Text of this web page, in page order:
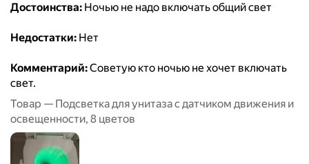
Достоинства: Ночью не надо включать общий свет
Недостатки: Нет
Комментарий:Советую кто ночью не хочет включать
свет.
Товар — Подсветка для унитаза с датчиком движения и
освещенности, 8 цветов